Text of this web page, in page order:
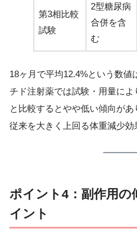
第3相比較
試験
2型糖尿病
合併を含
む
18ヶ月で平均12.4%という数
チド注射薬では試験・用量によ
と比較するとやや低い傾向が
従来を大きく上回る体重減少効
ポイント4：副作用の
イント